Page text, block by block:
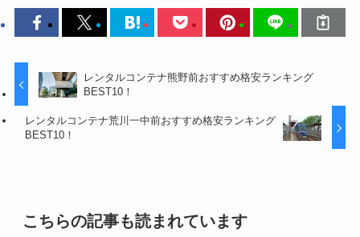
レンタルコンテナ熊野前おすすめ格安ランキング
BEST10！
レンタルコンテナ荒川一中前おすすめ格安ランキング
BEST10！
こちらの記事も読まれています